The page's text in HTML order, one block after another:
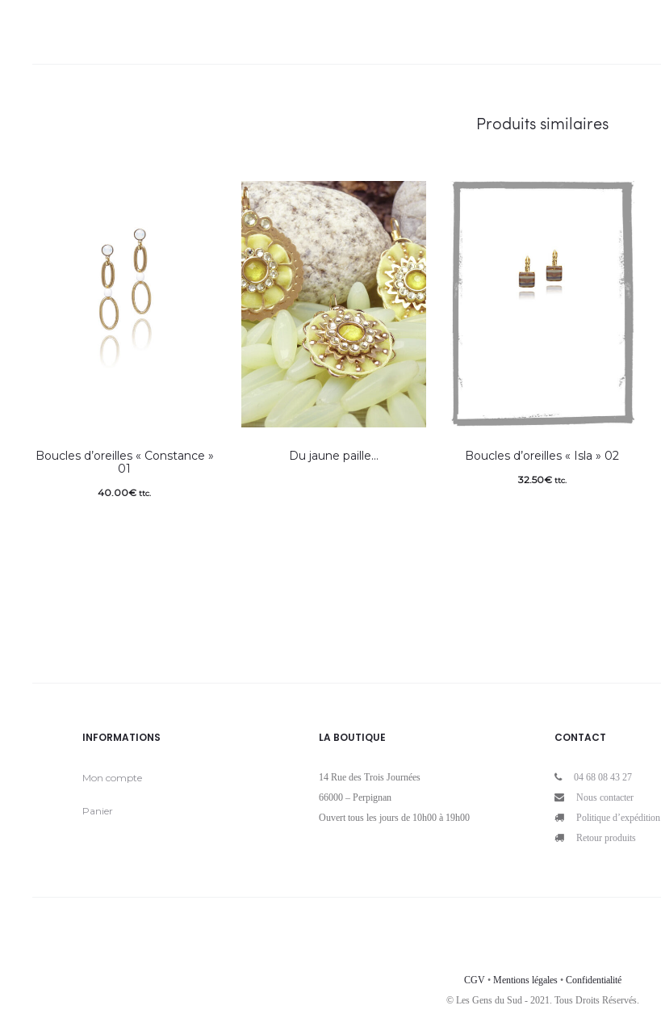
Produits similaires
Boucles d’oreilles « Constance »
01
40.00€ ttc.
Du jaune paille… Boucles d’oreilles « Isla » 02
32.50€ ttc.
INFORMATIONS
Mon compte
Panier
LA BOUTIQUE
14 Rue des Trois Journées
66000 – Perpignan
Ouvert tous les jours de 10h00 à 19h00
CONTACT
04 68 08 43 27
Nous contacter
Politique d’expédition
Retour produits
CGV• Mentions légales• Confidentialité
© Les Gens du Sud - 2021. Tous Droits Réservés.